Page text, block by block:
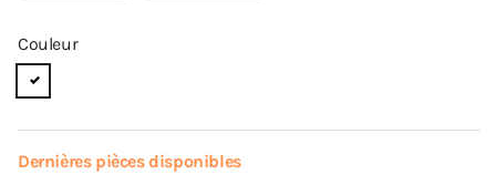
Couleur
Dernières pièces disponibles